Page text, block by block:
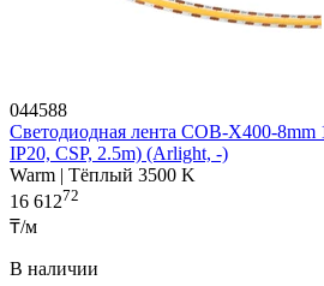
044588
Светодиодная лента COB-X400-8mm
IP20, CSP, 2.5m) (Arlight, -)
Warm | Тёплый 3500 K
16 61272
₸/м
В наличии